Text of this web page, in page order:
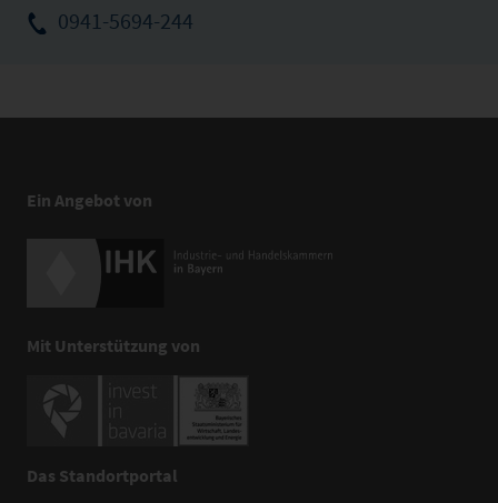
0941-5694-244
Ein Angebot von
Mit Unterstützung von
Das Standortportal